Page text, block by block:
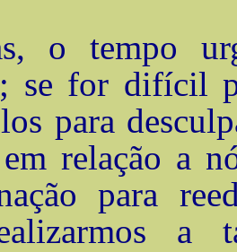
o tempo
se for difícil
para
relação a
para
a